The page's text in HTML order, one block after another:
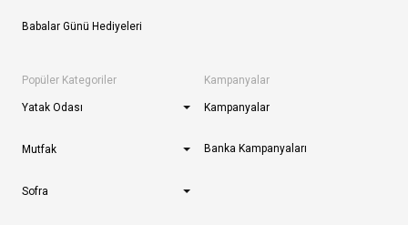
Babalar Günü Hediyeleri
Popüler Kategoriler
Yatak Odası
Mutfak
Sofra
Kampanyalar
Kampanyalar
Banka Kampanyaları